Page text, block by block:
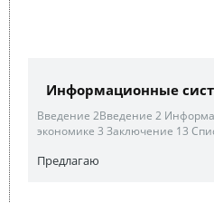
Информационные
Введение 2Введение 2
экономике 3 Заключение 13
Предлагаю